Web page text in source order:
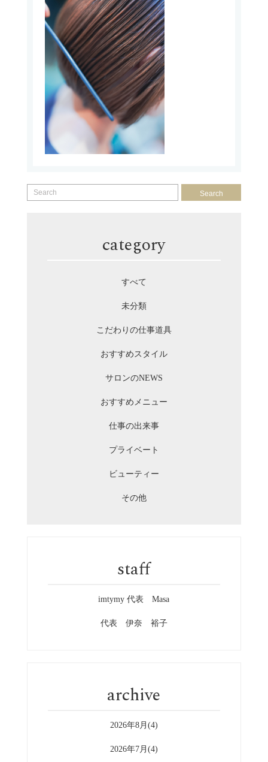
Search
category
すべて
未分類
こだわりの仕事道具
おすすめスタイル
サロンのNEWS
おすすめメニュー
仕事の出来事
プライベート
ビューティー
その他
staff
imtymy 代表 Masa
代表 伊奈 裕子
archive
2026年8月(4)
2026年7月(4)